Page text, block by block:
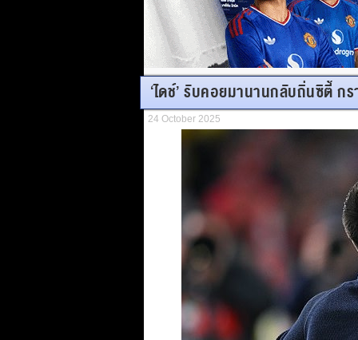
‘ไดช์’ รับคอยมานานกลับถิ่นซิตี้ ก
24 October 2025